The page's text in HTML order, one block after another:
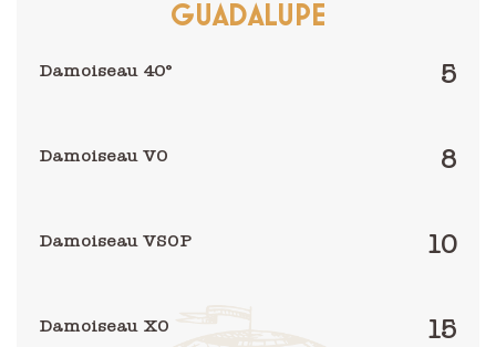
GUADALUPE
Damoiseau 40° 5
Damoiseau VO 8
Damoiseau VSOP 10
Damoiseau XO 15